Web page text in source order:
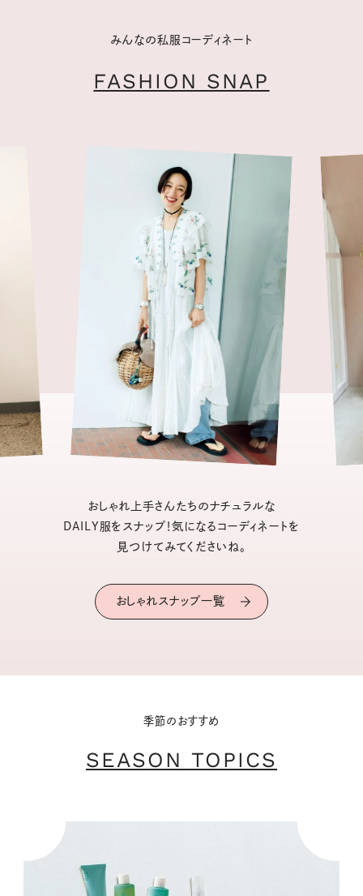
みんなの私服コーディネート
FASHION SNAP
おしゃれ上手さんたちのナチュラルな
DAILY服をスナップ！気になるコーディネートを
見つけてみてくださいね。
おしゃれスナップ一覧
季節のおすすめ
SEASON TOPICS